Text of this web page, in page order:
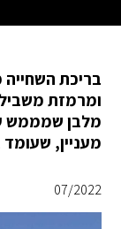
בריכת
ומרמזת
מלבן שמממש
מעניין,
07/2022